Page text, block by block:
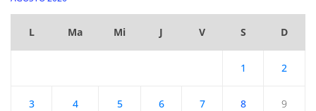
L Ma Mi J V S D
1 2
3 4 5 6 7 8 9